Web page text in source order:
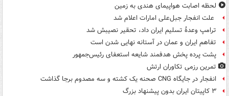
لحظه اصابت هواپیمای هندی به زمین
علت انفجار جبل‌علی امارات اعلام شد
ترامپ وعدۀ تسلیم ایران داد، تحقیر نصیبش شد
تفاهم ایران و عمان در آستانه نهایی شدن است
پشت پرده پخش هدفمند شایعه استعفای رئیس‌جمهور
تمرین رزمی تکاوران ارتش
انفجار در جایگاه CNG صحنه یک کشته و سه مصدوم برجا گذاشت
۳ کاپیتان ایران بدون پیشنهاد بزرگ